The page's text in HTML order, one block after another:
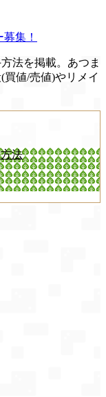
集！
法を掲載。あつま
値/売値)やリメイ
法